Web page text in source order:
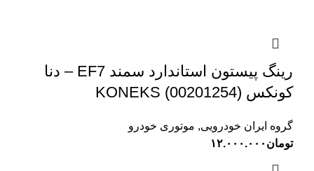
رینگ پیستون استاندارد سمند EF7 – دنا
کونکس KONEKS (00201254)
گروه ایران خودرویی, موتوری خودرو
تومان ۱۲.۰۰۰.۰۰۰